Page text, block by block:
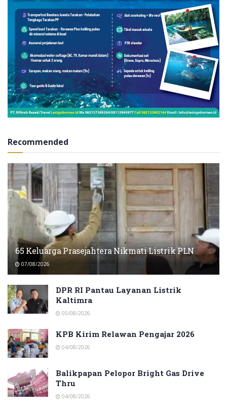
Recommended
65 Keluarga Prasejahtera Nikmati Listrik PLN
07/08/2026
DPR RI Pantau Layanan Listrik
Kaltimra
05/08/2026
KPB Kirim Relawan Pengajar 2026
04/08/2026
Balikpapan Pelopor Bright Gas Drive
Thru
04/08/2026